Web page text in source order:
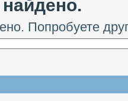
Попробуете